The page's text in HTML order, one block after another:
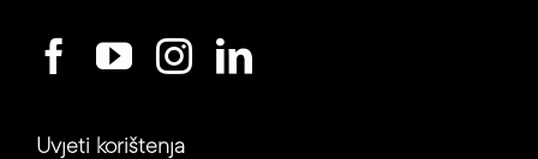
Uvjeti korištenja